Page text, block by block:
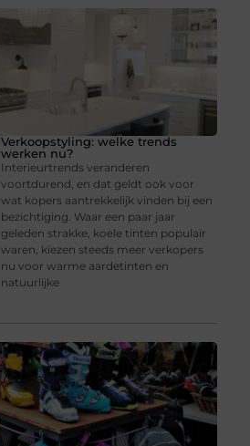
Verkoopstyling: welke trends
werken nu?
Interieurtrends veranderen
voortdurend, en dat geldt ook voor
wat kopers aantrekkelijk vinden bij een
bezichtiging. Waar een paar jaar
geleden strakke, koele tinten populair
waren, kiezen steeds meer verkopers
nu voor warme aardetinten en
natuurlijke